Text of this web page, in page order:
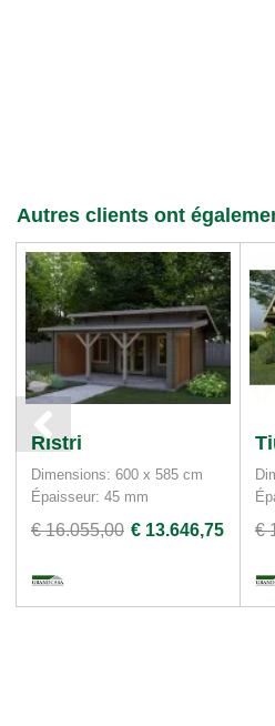
Autres clients ont
Ristri
Dimensions: 600 x 585 cm
Épaisseur: 45 mm
€ 16.055,00 € 13.646,75 €